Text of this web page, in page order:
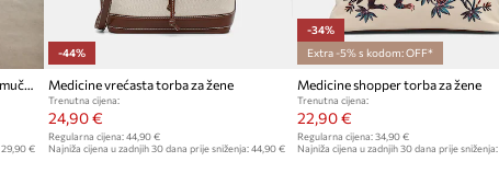
29,90 €
-44%
Medicine vrećasta torba za žene
Trenutna cijena:
24,90 €
Regularna cijena: 44,90 €
Najniža cijena u zadnjih 30 dana prije sniženja: 44,90 €
-34%
Extra -5% s kodom: OFF*
Medicine shopper torba za žene
Trenutna cijena:
22,90 €
Regularna cijena:34,90 €
Najniža cijena u zadnjih 30 dana prije sniženja: